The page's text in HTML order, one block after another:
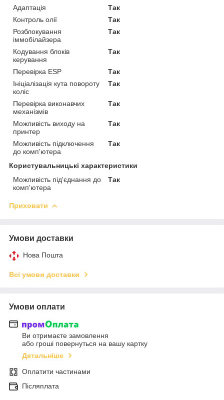
Адаптація
Так
Контроль олії
Так
Розблокування
іммобілайзера
Так
Кодування блоків
керування
Так
Перевірка ESP
Так
Ініціалізація кута повороту
коліс
Так
Перевірка виконавчих
механізмів
Так
Можливість виходу на
принтер
Так
Можливість підключення
до комп'ютера
Так
Користувальницькі характеристики
Можливість під'єднання до
комп'ютера
Так
Приховати
Умови доставки
Нова Пошта
Всі умови доставки
Умови оплати
Ви отримаєте замовлення
або гроші повернуться на вашу картку
Детальніше
Оплатити частинами
Післяплата